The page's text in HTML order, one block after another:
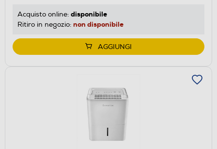
Acquisto online: disponibile
Ritiro in negozio: non disponibile
AGGIUNGI